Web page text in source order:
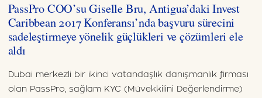
PassPro COO’su Giselle Bru, Antigua’daki Invest
Caribbean 2017 Konferansı’nda başvuru sürecini
sadeleştirmeye yönelik güçlükleri ve çözümleri ele
aldı
Dubai merkezli bir ikinci vatandaşlık danışmanlık firması
olan PassPro, sağlam KYC (Müvekkilini Değerlendirme)